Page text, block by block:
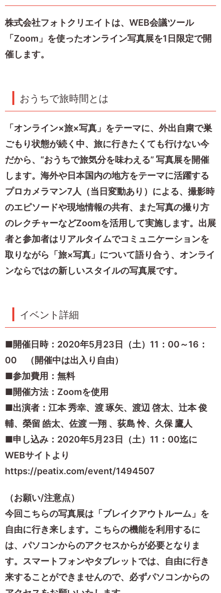
株式会社フォトクリエイトは、WEB会議ツール
「Zoom」を使ったオンライン写真展を1日限定で開
催します。
おうちで旅時間とは
「オンライン×旅×写真」をテーマに、外出自粛で巣
ごもり状態が続く中、旅に行きたくても行けない今
だから、“おうちで旅気分を味わえる” 写真展を開催
します。海外や日本国内の地方をテーマに活躍する
プロカメラマン7人（当日変動あり）による、撮影時
のエピソードや現地情報の共有、また写真の撮り方
のレクチャーなどZoomを活用して実施します。出展
者と参加者はリアルタイムでコミュニケーションを
取りながら「旅×写真」について語り合う、オンライ
ンならではの新しいスタイルの写真展です。
イベント詳細
■開催日時：2020年5月23日（土）11：00～16：
00 （開催中は出入り自由）
■参加費用：無料
■開催方法：Zoomを使用
■出演者：江本 秀幸、渡 琢矢、渡辺 啓太、辻本 俊
輔、榮留 皓太、佐渡 一翔 、荻島 怜、久保 鷹人
■申し込み：2020年5月23日（土）11：00迄に
WEBサイトより
https://peatix.com/event/1494507
（お願い/注意点）
今回こちらの写真展は「ブレイクアウトルーム」を
自由に行き来します。こちらの機能を利用するに
は、パソコンからのアクセスからが必要となりま
す。スマートフォンやタブレットでは、自由に行き
来することができませんので、必ずパソコンからの